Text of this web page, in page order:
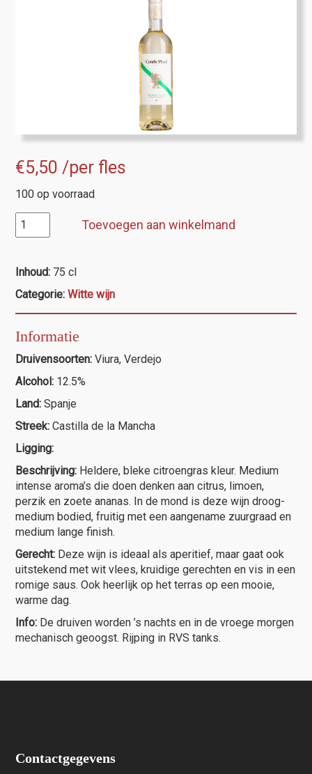
€5,50 /per fles
100 op voorraad
Conde
Pinel
aantal
Toevoegen aan winkelmand
Inhoud: 75 cl
Categorie:Witte wijn
Informatie
Druivensoorten:Viura, Verdejo
Alcohol: 12.5%
Land:Spanje
Streek: Castilla de la Mancha
Ligging:
Beschrijving: Heldere, bleke citroengras kleur. Medium
intense aroma’s die doen denken aan citrus, limoen,
perzik en zoete ananas. In de mond is deze wijn droog-
medium bodied, fruitig met een aangename zuurgraad en
medium lange finish.
Gerecht: Deze wijn is ideaal als aperitief, maar gaat ook
uitstekend met wit vlees, kruidige gerechten en vis in een
romige saus. Ook heerlijk op het terras op een mooie,
warme dag.
Info: De druiven worden ’s nachts en in de vroege morgen
mechanisch geoogst. Rijping in RVS tanks.
Contactgegevens